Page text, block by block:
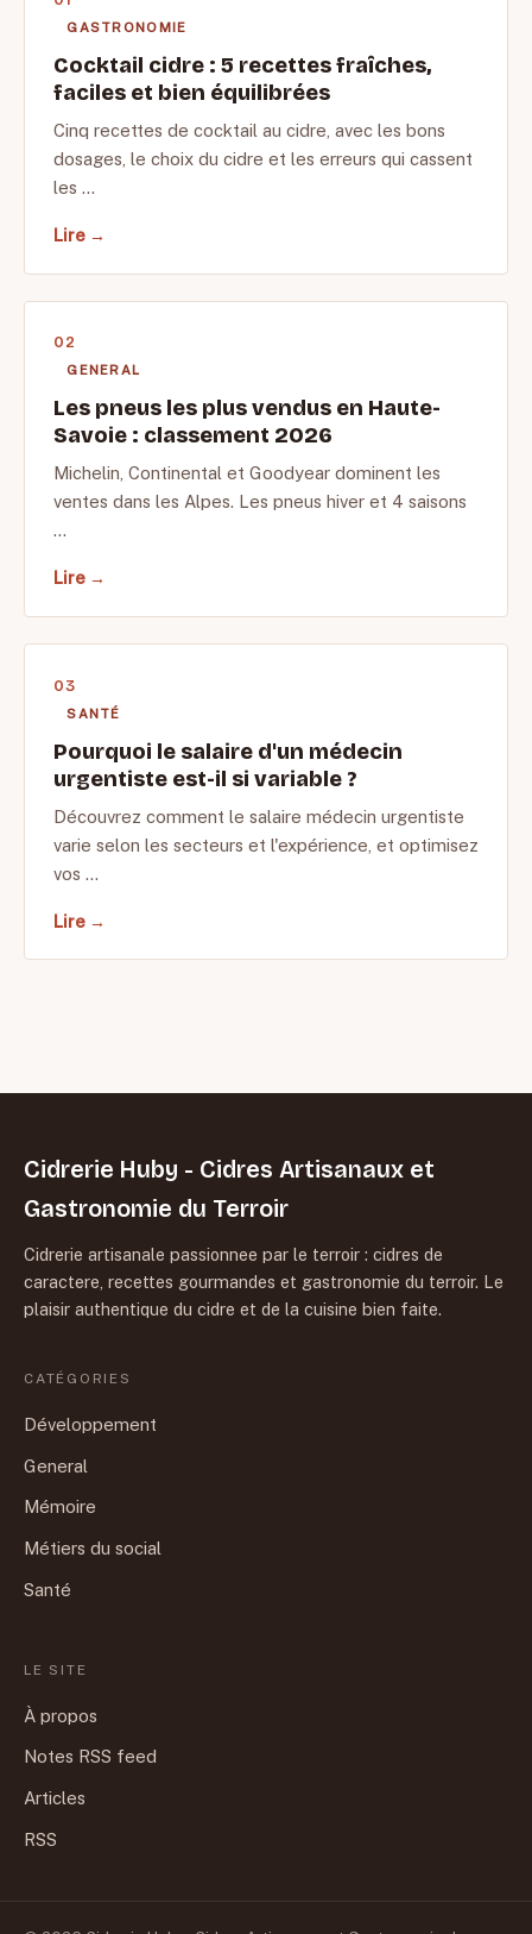
GASTRONOMIE
Cocktail cidre : 5 recettes fraîches,
faciles et bien équilibrées
Cinq recettes de cocktail au cidre, avec les bons
dosages, le choix du cidre et les erreurs qui cassent
les …
Lire →
GENERAL
Les pneus les plus vendus en Haute-
Savoie : classement 2026
Michelin, Continental et Goodyear dominent les
ventes dans les Alpes. Les pneus hiver et 4 saisons
…
Lire →
SANTÉ
Pourquoi le salaire d'un médecin
urgentiste est-il si variable ?
Découvrez comment le salaire médecin urgentiste
varie selon les secteurs et l'expérience, et optimisez
vos …
Lire →
Cidrerie Huby - Cidres Artisanaux et
Gastronomie du Terroir
Cidrerie artisanale passionnee par le terroir : cidres de
caractere, recettes gourmandes et gastronomie du terroir. Le
plaisir authentique du cidre et de la cuisine bien faite.
CATÉGORIES
Développement
General
Mémoire
Métiers du social
Santé
LE SITE
À propos
Notes RSS feed
Articles
RSS